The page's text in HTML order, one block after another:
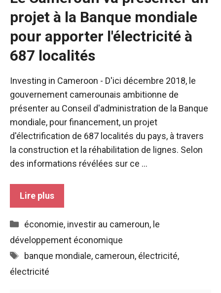
projet à la Banque mondiale
pour apporter l'électricité à
687 localités
Investing in Cameroon - D'ici décembre 2018, le
gouvernement camerounais ambitionne de
présenter au Conseil d'administration de la Banque
mondiale, pour financement, un projet
d'électrification de 687 localités du pays, à travers
la construction et la réhabilitation de lignes. Selon
des informations révélées sur ce ...
Lire plus
Catégories
économie, investir au cameroun, le
développement économique
Étiquettes
banque mondiale, cameroun, électricité,
électricité
Nécessaire
Ces cookies ne
sont pas
sont
nécessaires au
fonctionnement
du site web.